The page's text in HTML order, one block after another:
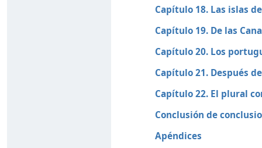
Capítulo 18. Las islas
Capítulo 19. De las
Capítulo 20. Los
Capítulo 21. Después
Capítulo 22. El plural
Conclusión de
Apéndices